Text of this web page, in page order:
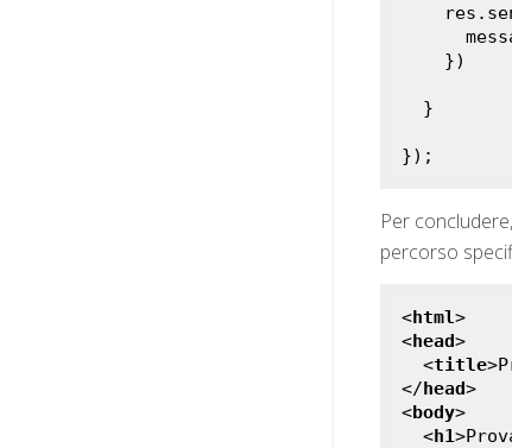
});
Per
percorso
<html>
<head>
<title>
</head>
<body>
<h1>